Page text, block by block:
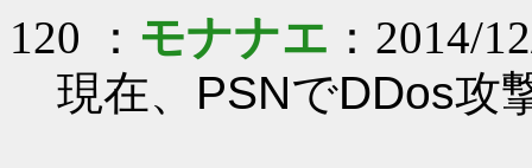
120 ： モナナエ ：2014/
現在、PSNでDDos攻